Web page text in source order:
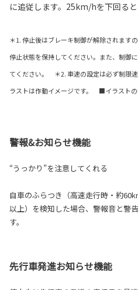
に追従します。25km/hを下回ると
＊1. 停止後はブレーキ制御が解除されます
停止状態を保持してください。また、制御
てください。 ＊2. 車速の設定は必ず制限
ラストは作動イメージです。 ■イラストの
警報&お知らせ機能
“うっかり”を注意してくれる
自車のふらつき（高速走行時・約
以上）を検知した場合、警報音と警
す。
先行車発進お知らせ機能